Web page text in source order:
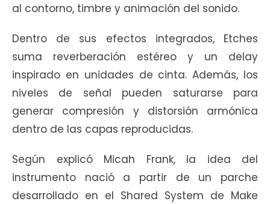
al contorno, timbre y animación del sonido.
Dentro de sus efectos integrados, Etches
suma reverberación estéreo y un delay
inspirado en unidades de cinta. Además, los
niveles de señal pueden saturarse para
generar compresión y distorsión armónica
dentro de las capas reproducidas.
Según explicó Micah Frank, la idea del
instrumento nació a partir de un parche
desarrollado en el Shared System de Make